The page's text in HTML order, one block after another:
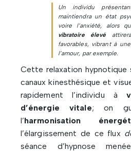
Un individu
maintiendra un état
voire l’anxiété, alors
vibratoire élevé
favorables, vibrant à
l’amour, par exemple.
Cette relaxation hypnotique
canaux kinesthésique et
rapidement l’individu à
d’énergie vitale; on
l’harmonisation
l’élargissement de ce flux
séance d’hypnose